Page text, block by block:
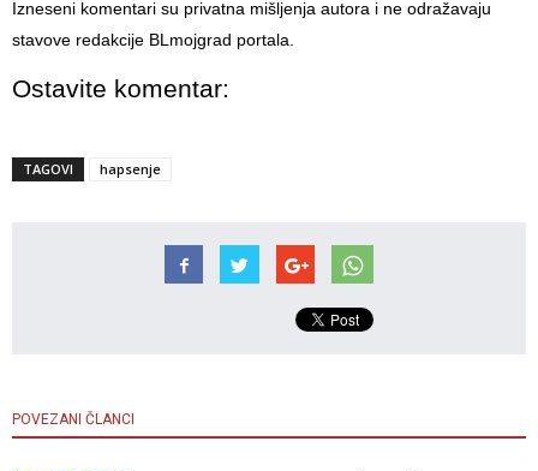
Izneseni komentari su privatna mišljenja autora i ne odražavaju
stavove redakcije BLmojgrad portala.
Ostavite komentar:
TAGOVI hapsenje
POVEZANI ČLANCI